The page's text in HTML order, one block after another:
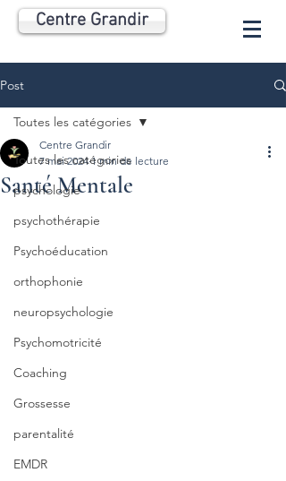
Centre Grandir
Post
Toutes les catégories
psychologie
psychothérapie
Psychoéducation
orthophonie
neuropsychologie
Psychomotricité
Coaching
Grossesse
parentalité
EMDR
Toutes les catégories
Santé Mentale
Centre Grandir
7 mai 2024 1 min de lecture